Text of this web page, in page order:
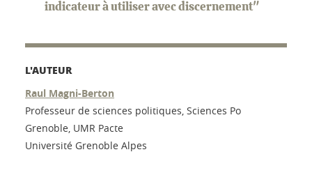
indicateur à utiliser avec discernement"
L'AUTEUR
Raul Magni-Berton
Professeur de sciences politiques, Sciences Po
Grenoble, UMR Pacte
Université Grenoble Alpes